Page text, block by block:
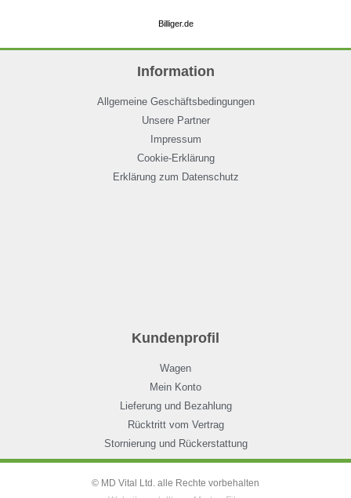
Billiger.de
Information
Allgemeine Geschäftsbedingungen
Unsere Partner
Impressum
Cookie-Erklärung
Erklärung zum Datenschutz
Kundenprofil
Wagen
Mein Konto
Lieferung und Bezahlung
Rücktritt vom Vertrag
Stornierung und Rückerstattung
© MD Vital Ltd. alle Rechte vorbehalten